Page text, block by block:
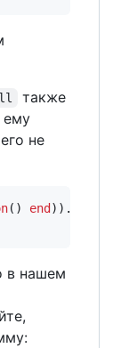
также
ему
не
() end )).
в нашем